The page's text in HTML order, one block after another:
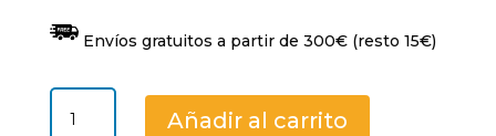
Envíos gratuitos a partir de 300€ (resto 15€)
Conector
rápido
Añadir al carrito